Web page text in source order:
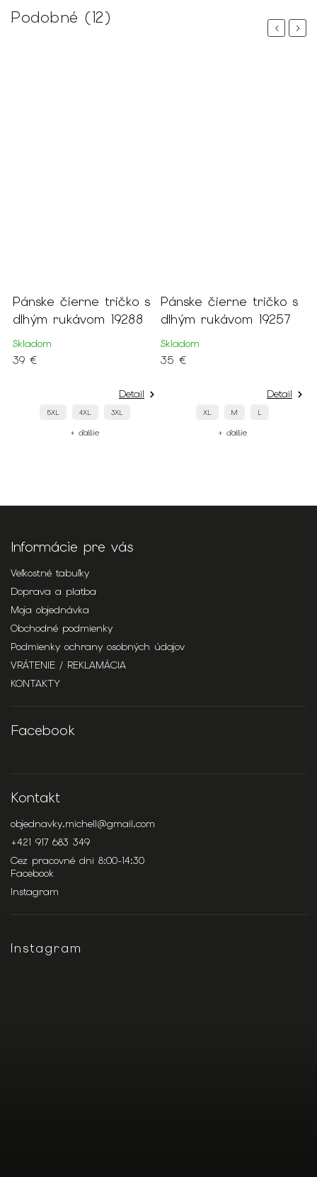
Podobné (12)
Previous
Pánske čierne tričko s
dlhým rukávom 19288
Skladom
39 €
Detail
5XL 4XL 3XL
+ ďalšie
Pánske čierne tričko s
dlhým rukávom 19257
Skladom
35 €
Detail
XL M L
+ ďalšie
Next
Informácie pre vás
Veľkostné tabuľky
Doprava a platba
Moja objednávka
Obchodné podmienky
Podmienky ochrany osobných údajov
VRÁTENIE / REKLAMÁCIA
KONTAKTY
Facebook
Kontakt
objednavky.michell@gmail.com
+421 917 683 349
Cez pracovné dni 8:00-14:30
Facebook
Instagram
Instagram